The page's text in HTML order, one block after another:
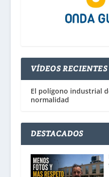
VÍDEOS RECIENTES
El polígono industrial
normalidad
DESTACADOS